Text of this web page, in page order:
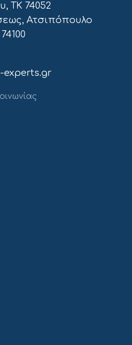
ΤΚ 74052
Ατσιπόπουλο